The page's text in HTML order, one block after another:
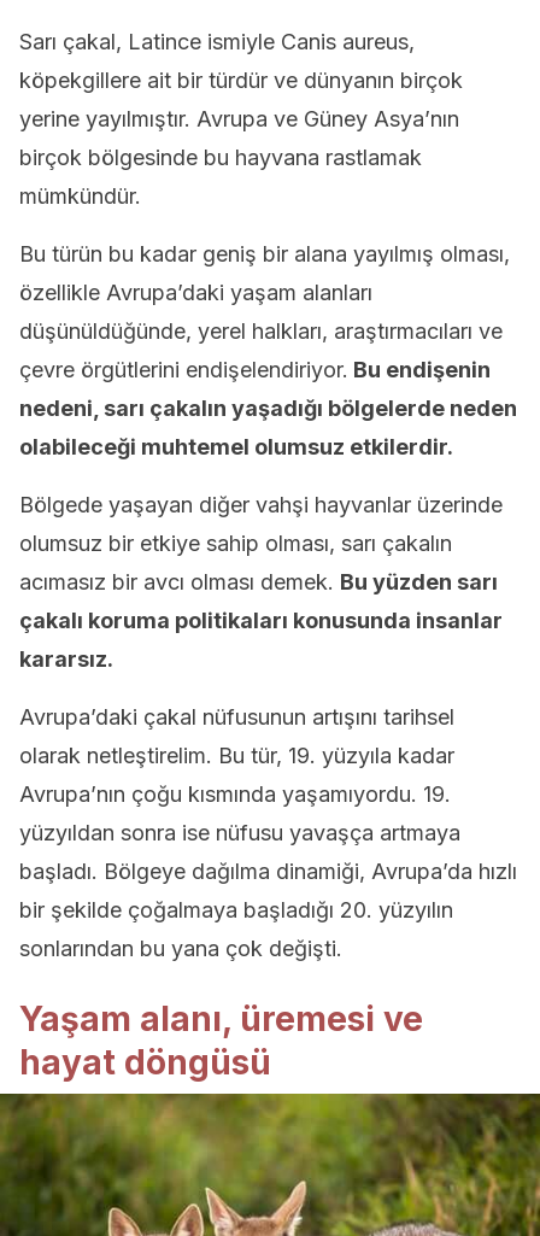
Sarı çakal, Latince ismiyle Canis aureus,
köpekgillere ait bir türdür ve dünyanın birçok
yerine yayılmıştır. Avrupa ve Güney Asya’nın
birçok bölgesinde bu hayvana rastlamak
mümkündür.
Bu türün bu kadar geniş bir alana yayılmış olması,
özellikle Avrupa’daki yaşam alanları
düşünüldüğünde, yerel halkları, araştırmacıları ve
çevre örgütlerini endişelendiriyor. Bu endişenin
nedeni, sarı çakalın yaşadığı bölgelerde neden
olabileceği muhtemel olumsuz etkilerdir.
Bölgede yaşayan diğer vahşi hayvanlar üzerinde
olumsuz bir etkiye sahip olması, sarı çakalın
acımasız bir avcı olması demek. Bu yüzden sarı
çakalı koruma politikaları konusunda insanlar
kararsız.
Avrupa’daki çakal nüfusunun artışını tarihsel
olarak netleştirelim. Bu tür, 19. yüzyıla kadar
Avrupa’nın çoğu kısmında yaşamıyordu. 19.
yüzyıldan sonra ise nüfusu yavaşça artmaya
başladı. Bölgeye dağılma dinamiği, Avrupa’da hızlı
bir şekilde çoğalmaya başladığı 20. yüzyılın
sonlarından bu yana çok değişti.
Yaşam alanı, üremesi ve
hayat döngüsü